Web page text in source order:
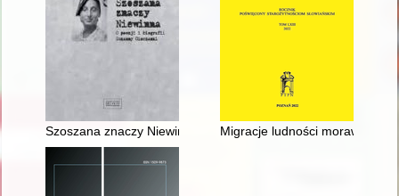
Szoszana znaczy Niewinna : o poezji i biografii Zuzanny
Migracje ludności morawskiej